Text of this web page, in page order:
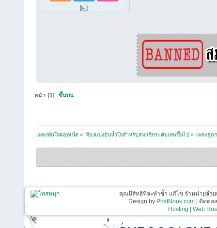
หน้า: [1]ขึ้นบน
เพลงพักใจดอทเน็ต » ห้องแบ่งปันน้ำใจสำหรับสมาชิกระดับเทพขึ้นไป » เพลงลูก
คุณมีสิทธิที่จะทำซ้ำ แก้ไข จำหน่ายจ่า
Design by PostNook.com| ติดต่อส
Hosting | Web